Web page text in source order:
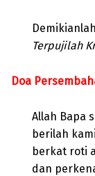
Terpujilah
Doa
Allah Bapa
berilah
berkat roti
dan